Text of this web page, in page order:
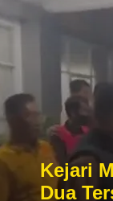
Kejari
Dua